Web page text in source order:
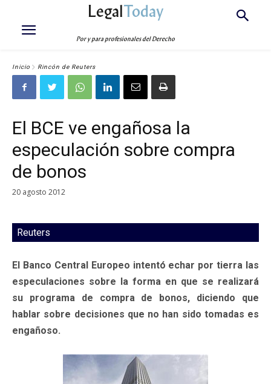
LegalToday
Por y para profesionales del Derecho
Inicio Rincón de Reuters
El BCE ve engañosa la
especulación sobre compra
de bonos
20 agosto 2012
Reuters
El Banco Central Europeo intentó echar por tierra las
especulaciones sobre la forma en que se realizará
su programa de compra de bonos, diciendo que
hablar sobre decisiones que no han sido tomadas es
engañoso.